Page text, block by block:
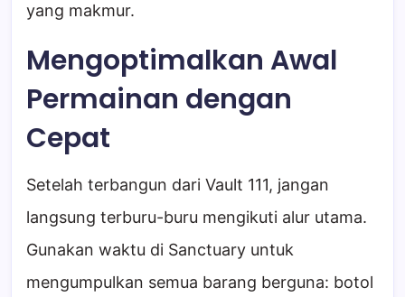
yang makmur.
Mengoptimalkan Awal
Permainan dengan
Cepat
Setelah terbangun dari Vault 111, jangan
langsung terburu-buru mengikuti alur utama.
Gunakan waktu di Sanctuary untuk
mengumpulkan semua barang berguna: botol